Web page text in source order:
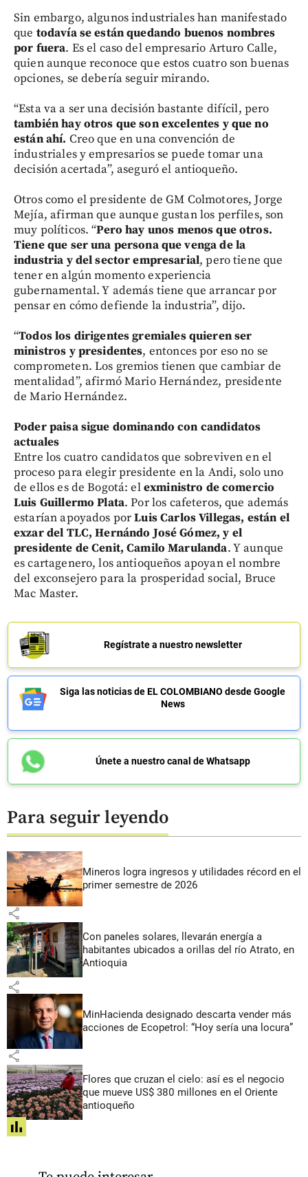
Sin embargo, algunos industriales han manifestado
que todavía se están quedando buenos nombres
por fuera. Es el caso del empresario Arturo Calle,
quien aunque reconoce que estos cuatro son buenas
opciones, se debería seguir mirando.
“Esta va a ser una decisión bastante difícil, pero
también hay otros que son excelentes y que no
están ahí. Creo que en una convención de
industriales y empresarios se puede tomar una
decisión acertada”, aseguró el antioqueño.
Otros como el presidente de GM Colmotores, Jorge
Mejía, afirman que aunque gustan los perfiles, son
muy políticos. “Pero hay unos menos que otros.
Tiene que ser una persona que venga de la
industria y del sector empresarial, pero tiene que
tener en algún momento experiencia
gubernamental. Y además tiene que arrancar por
pensar en cómo defiende la industria”, dijo.
“Todos los dirigentes gremiales quieren ser
ministros y presidentes, entonces por eso no se
comprometen. Los gremios tienen que cambiar de
mentalidad”, afirmó Mario Hernández, presidente
de Mario Hernández.
Poder paisa sigue dominando con candidatos
actuales
Entre los cuatro candidatos que sobreviven en el
proceso para elegir presidente en la Andi, solo uno
de ellos es de Bogotá: elexministro de comercio
Luis Guillermo Plata. Por los cafeteros, que además
estarían apoyados porLuis Carlos Villegas, están el
exzar del TLC, Hernándo José Gómez, y el
presidente de Cenit, Camilo Marulanda. Y aunque
es cartagenero, los antioqueños apoyan el nombre
del exconsejero para la prosperidad social, Bruce
Mac Master.
Regístrate a nuestro newsletter
Siga las noticias de EL COLOMBIANO desde Google
News
Únete a nuestro canal de Whatsapp
Para seguir leyendo
Mineros logra ingresos y utilidades récord en el
primer semestre de 2026
share
Con paneles solares, llevarán energía a
habitantes ubicados a orillas del río Atrato, en
Antioquia
share
MinHacienda designado descarta vender más
acciones de Ecopetrol: “Hoy sería una locura”
share
Flores que cruzan el cielo: así es el negocio
que mueve US$ 380 millones en el Oriente
antioqueño
share